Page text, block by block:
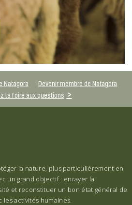
Natagora
Devenir membre de Natagora
la foire aux questions
la nature, plus particulièrement en
un grand objectif : enrayer la
et reconstituer un bon état général de
activités humaines.